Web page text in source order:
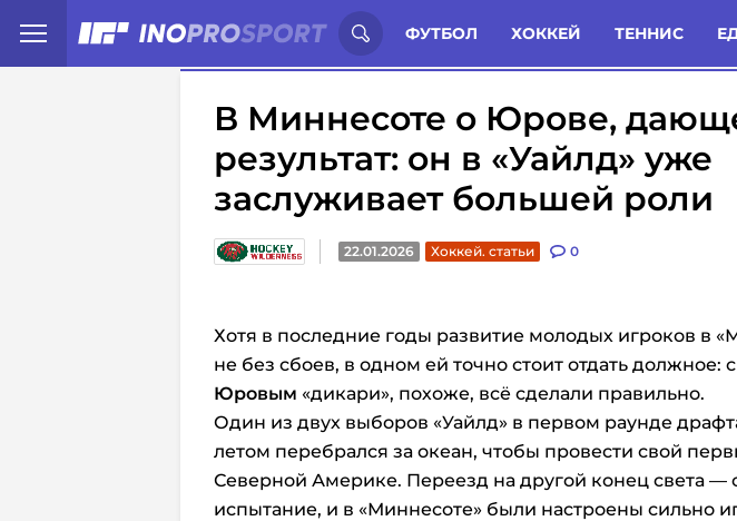
ФУТБОЛ ХОККЕЙ ТЕННИС
Иностранцы о спорте России: Статьи Комменты Новости
В Миннесоте о Юрове,
результат: он в «Уайлд» уже
заслуживает большей роли
22.01.2026 Хоккей. статьи 0
Хотя в последние годы развитие молодых игроков в
не без сбоев, в одном ей точно стоит отдать должное: с
Юровым «дикари», похоже, всё сделали правильно.
Один из двух выборов «Уайлд» в первом раунде
летом перебрался за океан, чтобы провести свой
Северной Америке. Переезд на другой конец света —
испытание, и в «Миннесоте» были настроены сильно